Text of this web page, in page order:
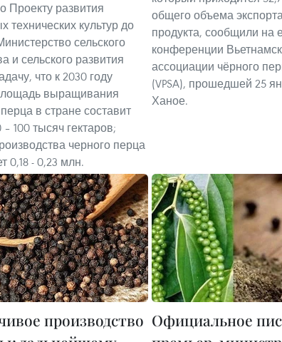
Проекту развития
технических культур до
сельского
и сельского развития
что к 2030 году
выращивания
в стране составит
100 тысяч гектаров;
черного перца
0,18 - 0,23 млн.
общего объема
продукта, сообщили на
конференции
ассоциации чёрного
(VPSA), прошедшей 25
Ханое.
производство Официальное